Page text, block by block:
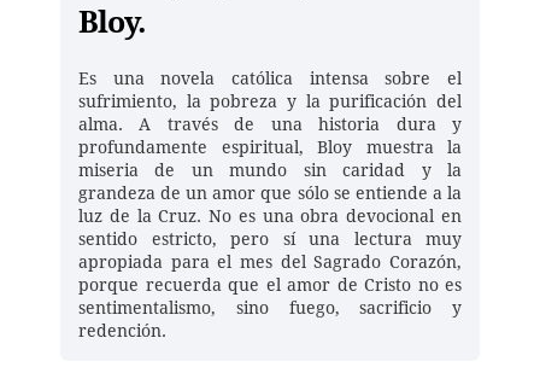
Bloy.
Es una novela católica intensa sobre el
sufrimiento, la pobreza y la purificación del
alma. A través de una historia dura y
profundamente espiritual, Bloy muestra la
miseria de un mundo sin caridad y la
grandeza de un amor que sólo se entiende a la
luz de la Cruz. No es una obra devocional en
sentido estricto, pero sí una lectura muy
apropiada para el mes del Sagrado Corazón,
porque recuerda que el amor de Cristo no es
sentimentalismo, sino fuego, sacrificio y
redención.